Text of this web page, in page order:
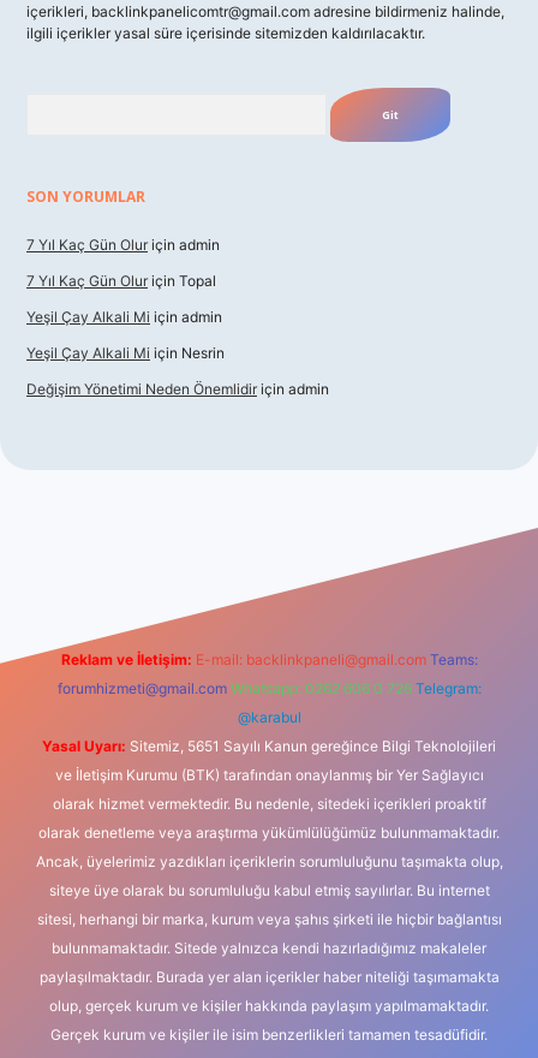
içerikleri, backlinkpanelicomtr@gmail.com adresine bildirmeniz halinde,
ilgili içerikler yasal süre içerisinde sitemizden kaldırılacaktır.
SON YORUMLAR
7 Yıl Kaç Gün Olur için admin
7 Yıl Kaç Gün Olur için Topal
Yeşil Çay Alkali Mi için admin
Yeşil Çay Alkali Mi için Nesrin
Değişim Yönetimi Neden Önemlidir için admin
Reklam ve İletişim: E-mail: backlinkpaneli@gmail.com Teams:
forumhizmeti@gmail.com Whatsapp: 0262 606 0 726 Telegram:
@karabul
Yasal Uyarı: Sitemiz, 5651 Sayılı Kanun gereğince Bilgi Teknolojileri
ve İletişim Kurumu (BTK) tarafından onaylanmış bir Yer Sağlayıcı
olarak hizmet vermektedir. Bu nedenle, sitedeki içerikleri proaktif
olarak denetleme veya araştırma yükümlülüğümüz bulunmamaktadır.
Ancak, üyelerimiz yazdıkları içeriklerin sorumluluğunu taşımakta olup,
siteye üye olarak bu sorumluluğu kabul etmiş sayılırlar. Bu internet
sitesi, herhangi bir marka, kurum veya şahıs şirketi ile hiçbir bağlantısı
bulunmamaktadır. Sitede yalnızca kendi hazırladığımız makaleler
paylaşılmaktadır. Burada yer alan içerikler haber niteliği taşımamakta
olup, gerçek kurum ve kişiler hakkında paylaşım yapılmamaktadır.
Gerçek kurum ve kişiler ile isim benzerlikleri tamamen tesadüfidir.